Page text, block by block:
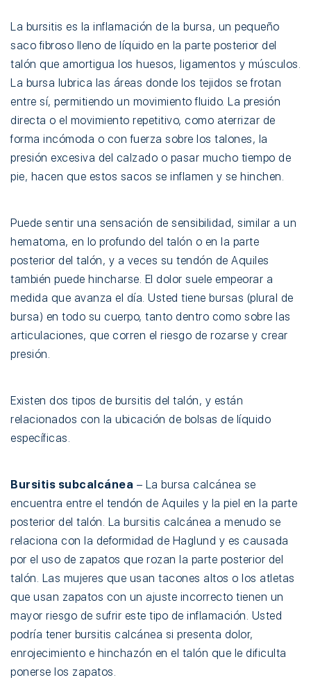
La bursitis es la inflamación de la bursa, un pequeño
saco fibroso lleno de líquido en la parte posterior del
talón que amortigua los huesos, ligamentos y músculos.
La bursa lubrica las áreas donde los tejidos se frotan
entre sí, permitiendo un movimiento fluido. La presión
directa o el movimiento repetitivo, como aterrizar de
forma incómoda o con fuerza sobre los talones, la
presión excesiva del calzado o pasar mucho tiempo de
pie, hacen que estos sacos se inflamen y se hinchen.
Puede sentir una sensación de sensibilidad, similar a un
hematoma, en lo profundo del talón o en la parte
posterior del talón, y a veces su tendón de Aquiles
también puede hincharse. El dolor suele empeorar a
medida que avanza el día. Usted tiene bursas (plural de
bursa) en todo su cuerpo, tanto dentro como sobre las
articulaciones, que corren el riesgo de rozarse y crear
presión.
Existen dos tipos de bursitis del talón, y están
relacionados con la ubicación de bolsas de líquido
específicas.
Bursitis subcalcánea – La bursa calcánea se
encuentra entre el tendón de Aquiles y la piel en la parte
posterior del talón. La bursitis calcánea a menudo se
relaciona con la deformidad de Haglund y es causada
por el uso de zapatos que rozan la parte posterior del
talón. Las mujeres que usan tacones altos o los atletas
que usan zapatos con un ajuste incorrecto tienen un
mayor riesgo de sufrir este tipo de inflamación. Usted
podría tener bursitis calcánea si presenta dolor,
enrojecimiento e hinchazón en el talón que le dificulta
ponerse los zapatos.